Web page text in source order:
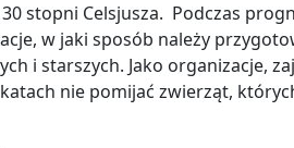
stopni Celsjusza. Podczas
w jaki sposób należy
i starszych. Jako organizacje,
nie pomijać zwierząt,